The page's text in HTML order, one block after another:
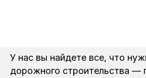
У нас вы найдете все, что
дорожного строительства —